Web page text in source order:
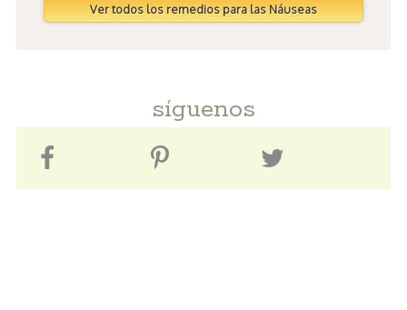
Ver todos los remedios para las Náuseas
síguenos